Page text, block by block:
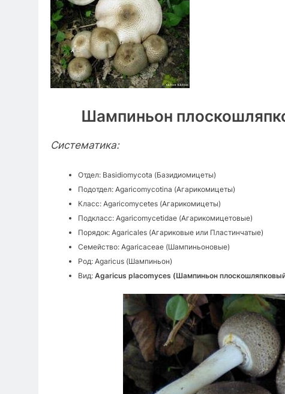
Шампиньон
Систематика:
Отдел: Basidiomycota (Базидиомицеты)
Подотдел: Agaricomycotina (Агарикомицеты)
Класс: Agaricomycetes (Агарикомицеты)
Подкласс: Agaricomycetidae (Агарикомицетовые)
Порядок: Agaricales (Агариковые или Пластинчатые)
Семейство: Agaricaceae (Шампиньоновые)
Род: Agaricus (Шампиньон)
Вид: Agaricus placomyces (Шампиньон